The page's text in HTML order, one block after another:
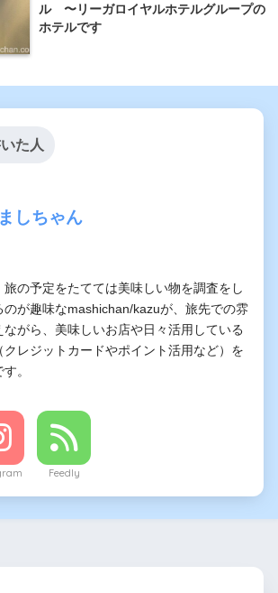
ル 〜リーガロイヤルホテルグループの
ホテルです
た人
ましちゃん
の予定をたてては美味しい物を調査をし
のが趣味なmashichan/kazuが、旅先での雰
ながら、美味しいお店や日々活用している
レジットカードやポイント活用など）を
。
Feedly